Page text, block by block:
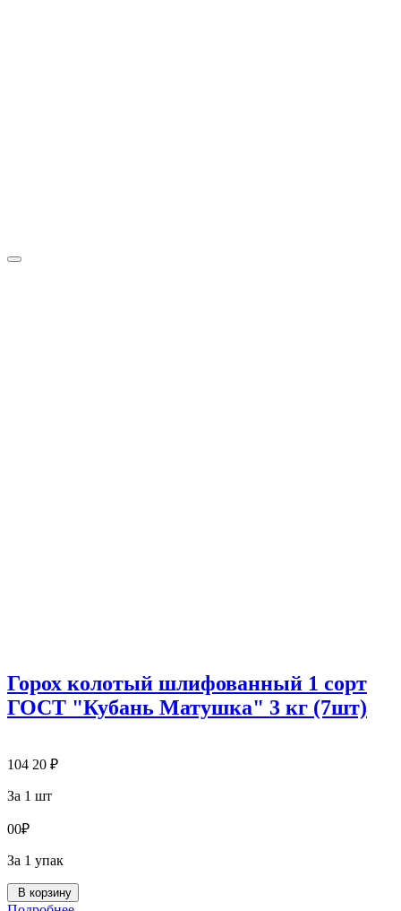
Горох колотый шлифованный 1 сорт
ГОСТ "Кубань Матушка" 3 кг (7шт)
104 20 ₽
За 1 шт
00₽
За 1 упак
В корзину